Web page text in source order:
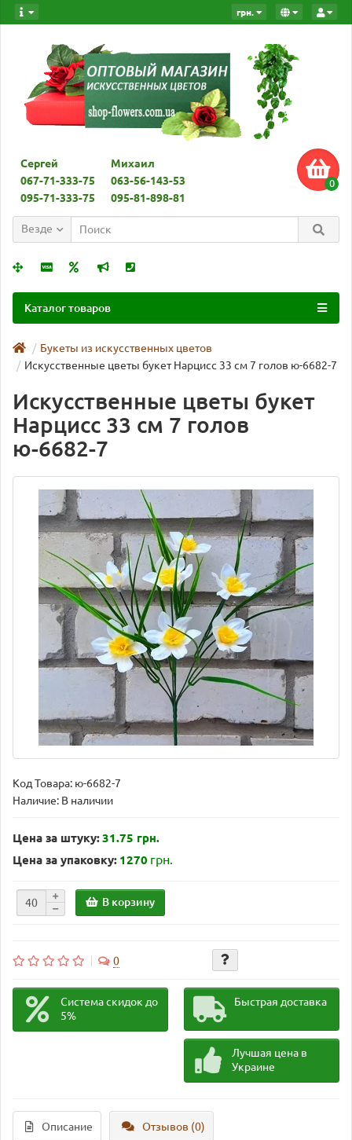
грн.
Сергей
067-71-333-75
095-71-333-75
Михаил
063-56-143-53
095-81-898-81
0
Везде
Каталог товаров
Букеты из искусственных цветов
Искусственные цветы букет Нарцисс 33 см 7 голов ю-6682-7
Искусственные цветы букет
Нарцисс 33 см 7 голов
ю-6682-7
Код Товара: ю-6682-7
Наличие: В наличии
Цена за штуку:31.75 грн.
Цена за упаковку: 1270 грн.
В корзину
0
Система скидок до
5%
Быстрая доставка
Лучшая цена в
Украине
Описание Отзывов (0)